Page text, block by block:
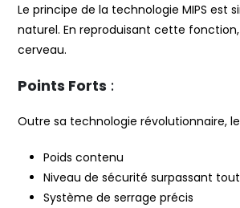
Le principe de la technologie MIPS
naturel. En reproduisant cette
cerveau.
Points Forts :
Outre sa technologie révolutionnaire,
Poids contenu
Niveau de sécurité surpassant
Système de serrage précis